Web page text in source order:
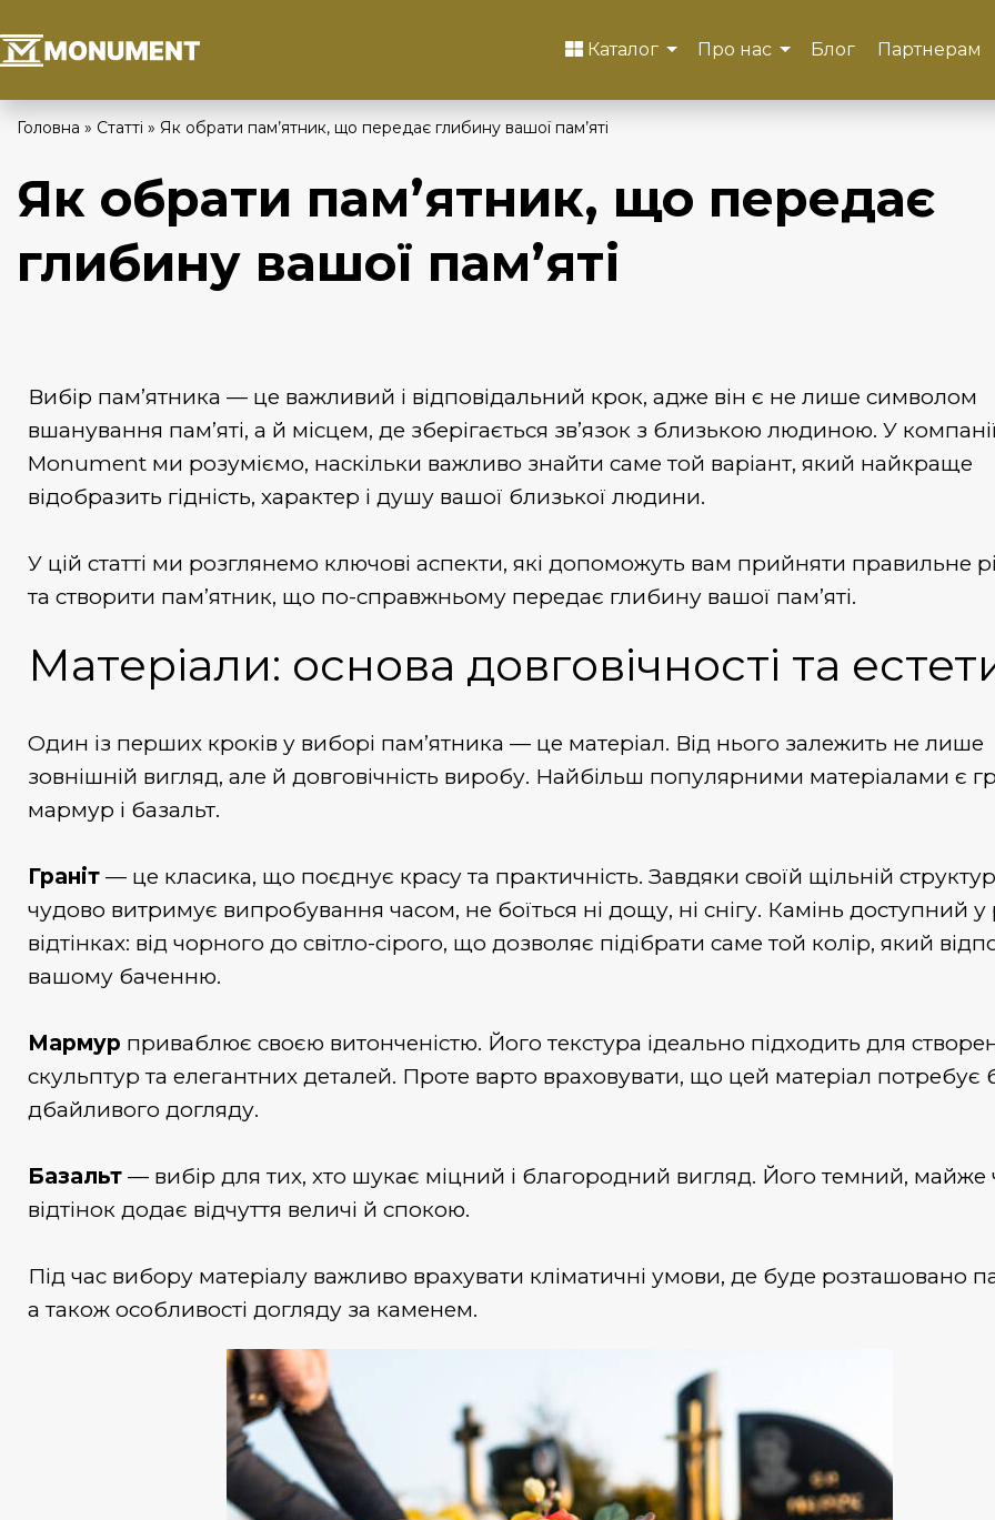
Каталог Про нас Блог Партнерам
Головна » Статті » Як обрати пам’ятник, що передає глибину вашої пам’яті
Як обрати пам’ятник, що передає
глибину вашої пам’яті
Вибір пам’ятника — це важливий і відповідальний крок, адже він є не лише символом
вшанування пам’яті, а й місцем, де зберігається зв’язок з близькою людиною. У
Monument ми розуміємо, наскільки важливо знайти саме той варіант, який найкраще
відобразить гідність, характер і душу вашої близької людини.
У цій статті ми розглянемо ключові аспекти, які допоможуть вам прийняти правильне
та створити пам’ятник, що по-справжньому передає глибину вашої пам’яті.
Матеріали: основа довговічності та
Один із перших кроків у виборі пам’ятника — це матеріал. Від нього залежить не лише
зовнішній вигляд, але й довговічність виробу. Найбільш популярними матеріалами є
мармур і базальт.
Граніт — це класика, що поєднує красу та практичність. Завдяки своїй щільній
чудово витримує випробування часом, не боїться ні дощу, ні снігу. Камінь доступний у
відтінках: від чорного до світло-сірого, що дозволяє підібрати саме той колір, який
вашому баченню.
Мармур приваблює своєю витонченістю. Його текстура ідеально підходить для
скульптур та елегантних деталей. Проте варто враховувати, що цей матеріал потребує
дбайливого догляду.
Базальт — вибір для тих, хто шукає міцний і благородний вигляд. Його темний,
відтінок додає відчуття величі й спокою.
Під час вибору матеріалу важливо врахувати кліматичні умови, де буде розташовано
а також особливості догляду за каменем.